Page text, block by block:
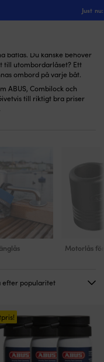
Just nu:
båtlås. Du kanske behöver
till utombordarlåset? Ett
ombord på varje båt.
ABUS, Combilock och
till riktigt bra priser
Motorlås